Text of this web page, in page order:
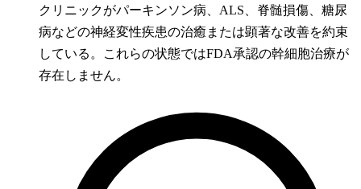
クリニックがパーキンソン病、ALS、脊髄損傷、糖尿
病などの神経変性疾患の治癒または顕著な改善を約束
している。これらの状態ではFDA承認の幹細胞治療が
存在しません。